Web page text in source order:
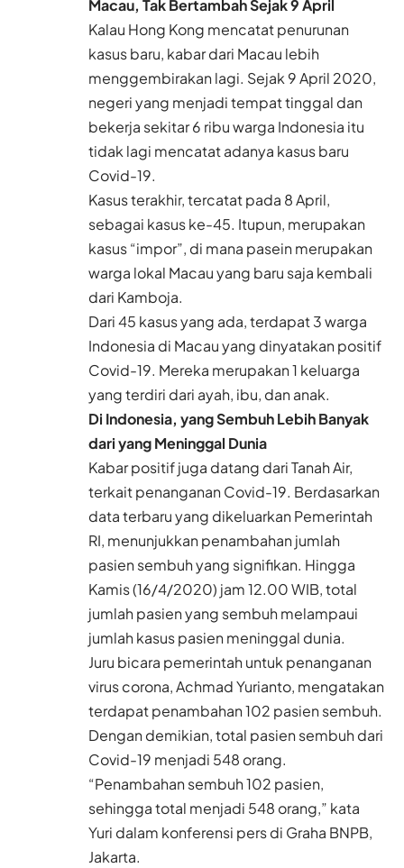
Macau, Tak Bertambah Sejak 9 April
Kalau Hong Kong mencatat penurunan
kasus baru, kabar dari Macau lebih
menggembirakan lagi. Sejak 9 April 2020,
negeri yang menjadi tempat tinggal dan
bekerja sekitar 6 ribu warga Indonesia itu
tidak lagi mencatat adanya kasus baru
Covid-19.
Kasus terakhir, tercatat pada 8 April,
sebagai kasus ke-45. Itupun, merupakan
kasus “impor”, di mana pasein merupakan
warga lokal Macau yang baru saja kembali
dari Kamboja.
Dari 45 kasus yang ada, terdapat 3 warga
Indonesia di Macau yang dinyatakan positif
Covid-19. Mereka merupakan 1 keluarga
yang terdiri dari ayah, ibu, dan anak.
Di Indonesia, yang Sembuh Lebih Banyak
dari yang Meninggal Dunia
Kabar positif juga datang dari Tanah Air,
terkait penanganan Covid-19. Berdasarkan
data terbaru yang dikeluarkan Pemerintah
RI, menunjukkan penambahan jumlah
pasien sembuh yang signifikan. Hingga
Kamis (16/4/2020) jam 12.00 WIB, total
jumlah pasien yang sembuh melampaui
jumlah kasus pasien meninggal dunia.
Juru bicara pemerintah untuk penanganan
virus corona, Achmad Yurianto, mengatakan
terdapat penambahan 102 pasien sembuh.
Dengan demikian, total pasien sembuh dari
Covid-19 menjadi 548 orang.
“Penambahan sembuh 102 pasien,
sehingga total menjadi 548 orang,” kata
Yuri dalam konferensi pers di Graha BNPB,
Jakarta.